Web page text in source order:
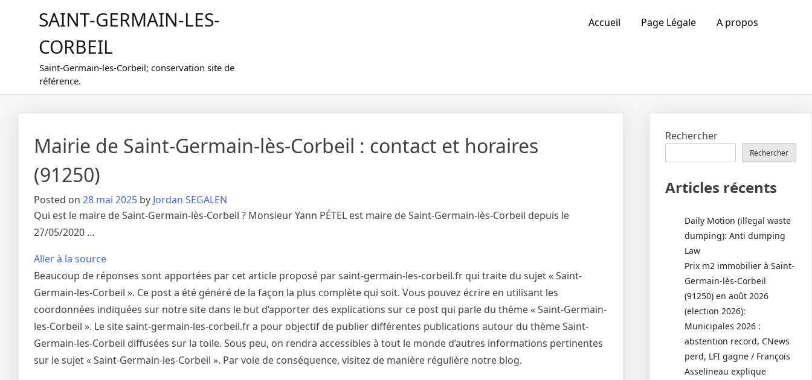
SAINT-GERMAIN-LES-
CORBEIL
Saint-Germain-les-Corbeil; conservation site de
référence.
Accueil Page Légale A propos
Mairie de Saint-Germain-lès-Corbeil : contact et horaires
(91250)
Posted on 28 mai 2025 by Jordan SEGALEN
Qui est le maire de Saint-Germain-lès-Corbeil ? Monsieur Yann PÉTEL est maire de Saint-Germain-lès-Corbeil depuis le
27/05/2020 …
Aller à la source
Beaucoup de réponses sont apportées par cet article proposé par saint-germain-les-corbeil.fr qui traite du sujet « Saint-
Germain-les-Corbeil ». Ce post a été généré de la façon la plus complète qui soit. Vous pouvez écrire en utilisant les
coordonnées indiquées sur notre site dans le but d’apporter des explications sur ce post qui parle du thème « Saint-Germain-
les-Corbeil ». Le site saint-germain-les-corbeil.fr a pour objectif de publier différentes publications autour du thème Saint-
Germain-les-Corbeil diffusées sur la toile. Sous peu, on rendra accessibles à tout le monde d’autres informations pertinentes
sur le sujet « Saint-Germain-les-Corbeil ». Par voie de conséquence, visitez de manière régulière notre blog.
Rechercher
Rechercher
Articles récents
Daily Motion (illegal waste
dumping): Anti dumping
Law
Prix m2 immobilier à Saint-
Germain-lès-Corbeil
(91250) en août 2026
(election 2026):
Municipales 2026 :
abstention record, CNews
perd, LFI gagne / François
Asselineau explique